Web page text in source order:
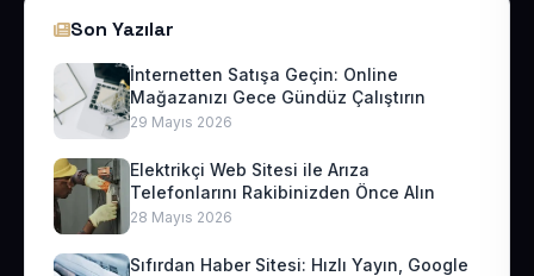
Son Yazılar
İnternetten Satışa Geçin: Online
Mağazanızı Gece Gündüz Çalıştırın
29 Mayıs 2026
Elektrikçi Web Sitesi ile Arıza
Telefonlarını Rakibinizden Önce Alın
28 Mayıs 2026
Sıfırdan Haber Sitesi: Hızlı Yayın, Google